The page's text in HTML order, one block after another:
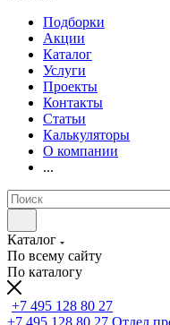
Подборки
Акции
Каталог
Услуги
Проекты
Контакты
Статьи
Калькуляторы
О компании
...
Каталог
По всему сайту
По каталогу
+7 495 128 80 27
+7 495 128 80 27 Отдел